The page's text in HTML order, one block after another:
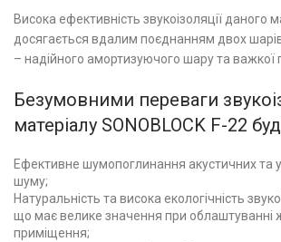
Висока ефективність звукоізоляції даного
досягається вдалим поєднанням двох шарів
– надійного амортизуючого шару та важкої
Безумовними переваги
матеріалу SONOBLOCK F-22
Ефективне шумопоглинання акустичних та
шуму;
Натуральність та висока екологічність
що має велике значення при облаштуванні
приміщення;